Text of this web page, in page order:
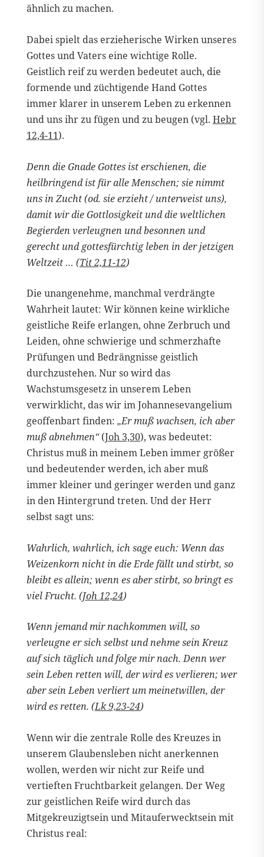
ähnlich zu machen.
Dabei spielt das erzieherische Wirken unseres
Gottes und Vaters eine wichtige Rolle.
Geistlich reif zu werden bedeutet auch, die
formende und züchtigende Hand Gottes
immer klarer in unserem Leben zu erkennen
und uns ihr zu fügen und zu beugen (vgl. Hebr
12,4-11).
Denn die Gnade Gottes ist erschienen, die
heilbringend ist für alle Menschen; sie nimmt
uns in Zucht (od. sie erzieht / unterweist uns),
damit wir die Gottlosigkeit und die weltlichen
Begierden verleugnen und besonnen und
gerecht und gottesfürchtig leben in der jetzigen
Weltzeit … (Tit 2,11-12)
Die unangenehme, manchmal verdrängte
Wahrheit lautet: Wir können keine wirkliche
geistliche Reife erlangen, ohne Zerbruch und
Leiden, ohne schwierige und schmerzhafte
Prüfungen und Bedrängnisse geistlich
durchzustehen. Nur so wird das
Wachstumsgesetz in unserem Leben
verwirklicht, das wir im Johannesevangelium
geoffenbart finden: „Er muß wachsen, ich aber
muß abnehmen“(Joh 3,30), was bedeutet:
Christus muß in meinem Leben immer größer
und bedeutender werden, ich aber muß
immer kleiner und geringer werden und ganz
in den Hintergrund treten. Und der Herr
selbst sagt uns:
Wahrlich, wahrlich, ich sage euch: Wenn das
Weizenkorn nicht in die Erde fällt und stirbt, so
bleibt es allein; wenn es aber stirbt, so bringt es
viel Frucht. (Joh 12,24)
Wenn jemand mir nachkommen will, so
verleugne er sich selbst und nehme sein Kreuz
auf sich täglich und folge mir nach. Denn wer
sein Leben retten will, der wird es verlieren; wer
aber sein Leben verliert um meinetwillen, der
wird es retten. (Lk 9,23-24)
Wenn wir die zentrale Rolle des Kreuzes in
unserem Glaubensleben nicht anerkennen
wollen, werden wir nicht zur Reife und
vertieften Fruchtbarkeit gelangen. Der Weg
zur geistlichen Reife wird durch das
Mitgekreuzigtsein und Mitauferwecktsein mit
Christus real: